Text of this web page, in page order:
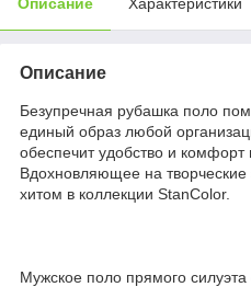
Описание
Безупречная рубашка поло
единый образ любой
обеспечит удобство и комфорт
Вдохновляющее на
хитом в коллекции StanColor.
Мужское поло прямого